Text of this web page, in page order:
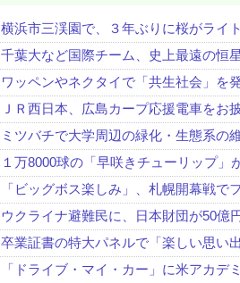
横浜市三渓園で、３年ぶりに桜がライ
千葉大など国際チーム、史上最遠の恒
ワッペンやネクタイで「共生社会」を
ＪＲ西日本、広島カープ応援電車をお
ミツバチで大学周辺の緑化・生態系の
１万8000球の「早咲きチューリップ」
「ビッグボス楽しみ」、札幌開幕戦で
ウクライナ避難民に、日本財団が50億
卒業証書の特大パネルで「楽しい思い出
「ドライブ・マイ・カー」に米アカデ